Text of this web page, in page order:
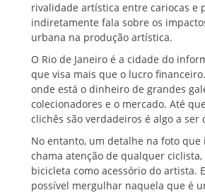
rivalidade artística entre cariocas e
indiretamente fala sobre os
urbana na produção artística.
O Rio de Janeiro é a cidade do
que visa mais que o lucro
onde está o dinheiro de grandes
colecionadores e o mercado. Até
clichês são verdadeiros é algo a ser
No entanto, um detalhe na foto
chama atenção de qualquer ciclista,
bicicleta como acessório do artista.
possível mergulhar naquela que é